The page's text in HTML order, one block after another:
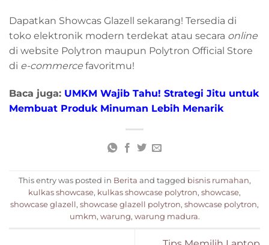
Dapatkan Showcas Glazell sekarang! Tersedia di
toko elektronik modern terdekat atau secara online
di website Polytron maupun Polytron Official Store
di e-commerce favoritmu!
Baca juga: UMKM Wajib Tahu! Strategi Jitu untuk
Membuat Produk Minuman Lebih Menarik
This entry was posted in Berita and tagged bisnis rumahan,
kulkas showcase, kulkas showcase polytron, showcase,
showcase glazell , showcase glazell polytron, showcase polytron,
umkm, warung, warung madura.